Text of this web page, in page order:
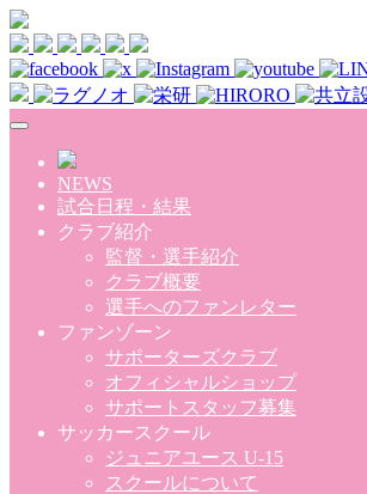
Skip to main content
NEWS
試合日程・結果
クラブ紹介
監督・選手紹介
クラブ概要
選手へのファンレター
ファンゾーン
サポーターズクラブ
オフィシャルショップ
サポートスタッフ募集
サッカースクール
ジュニアユース U-15
スクールについて